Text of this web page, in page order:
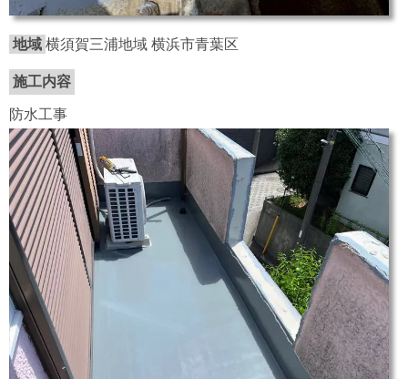
地域 横須賀三浦地域 横浜市青葉区
施工内容
防水工事